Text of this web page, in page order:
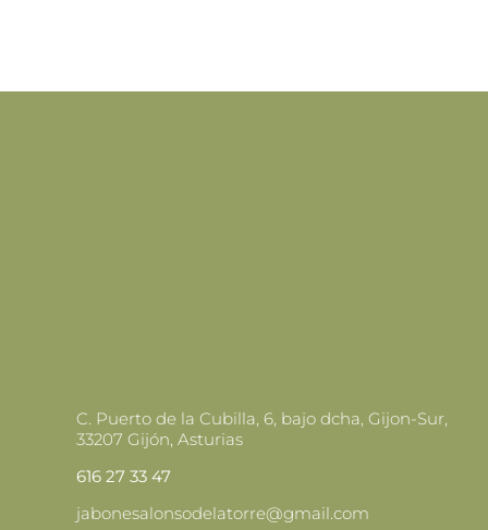
C. Puerto de la Cubilla, 6, bajo dcha, Gijon-Sur,
33207 Gijón, Asturias
616 27 33 47
jabonesalonsodelatorre@gmail.com